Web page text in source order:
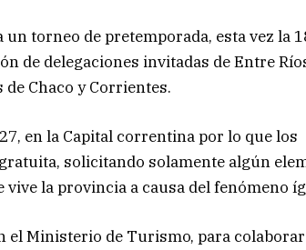
torneo de pretemporada, esta vez la
de delegaciones invitadas de Entre
de Chaco y Corrientes.
en la Capital correntina por lo que los
solicitando solamente algún
la provincia a causa del fenómeno
el Ministerio de Turismo, para